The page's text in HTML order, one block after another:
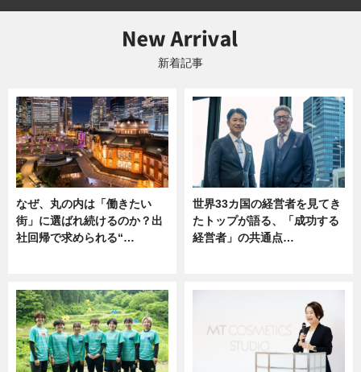
新着記事
なぜ、丸の内は「働きたい
街」に選ばれ続けるのか？出
社回帰で求められる“…
世界33カ国の経営者を見てき
たトップが語る、「成功する
経営者」の共通点…